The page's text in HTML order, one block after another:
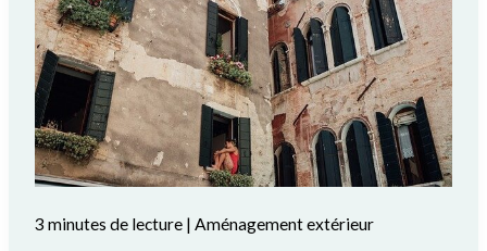
3 minutes de lecture| Aménagement extérieur